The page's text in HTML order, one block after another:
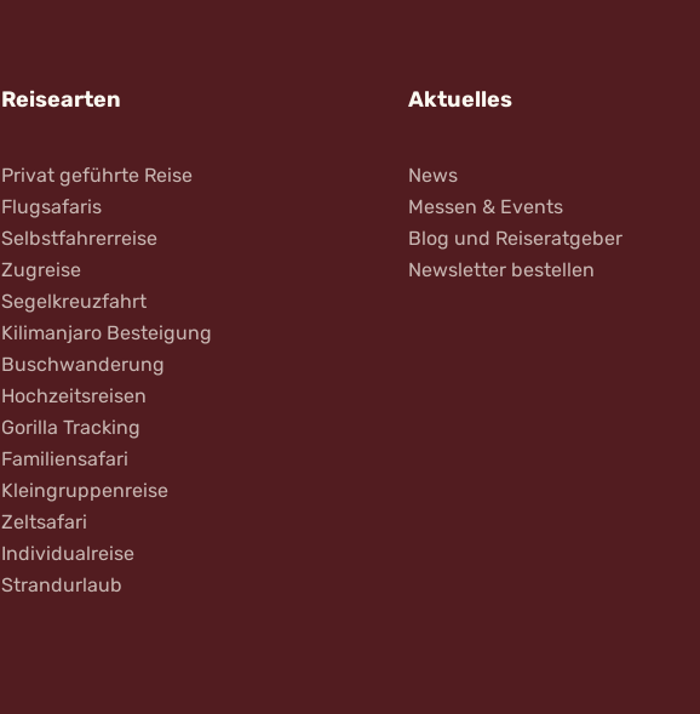
Reisearten
Privat geführte Reise
Flugsafaris
Selbstfahrerreise
Zugreise
Segelkreuzfahrt
Kilimanjaro Besteigung
Buschwanderung
Hochzeitsreisen
Gorilla Tracking
Familiensafari
Kleingruppenreise
Zeltsafari
Individualreise
Strandurlaub
Aktuelles
News
Messen & Events
Blog und Reiseratgeber
Newsletter bestellen